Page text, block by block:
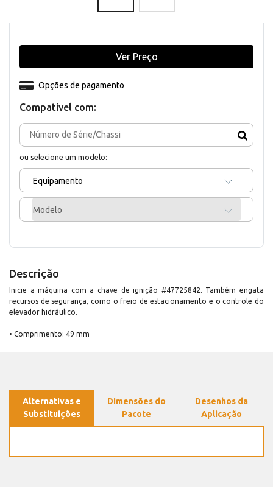
Compativel com:
ou selecione um modelo:
Equipamento
Modelo
Opções de pagamento
Ver Preço
Descrição
Inicie a máquina com a chave de ignição #47725842. Também engata
recursos de segurança, como o freio de estacionamento e o controle do
elevador hidráulico.
• Comprimento: 49 mm
Alternativas e
Substituições
Dimensões do
Pacote
Desenhos da
Aplicação